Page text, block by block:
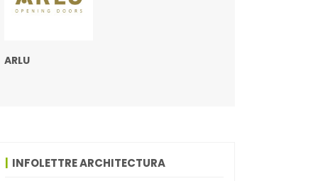
ARLU
INFOLETTRE ARCHITECTURA